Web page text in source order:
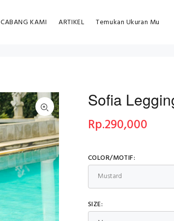
CABANG KAMI ARTIKEL Temukan Ukuran Mu
Sofia
Rp.290,000
COLOR/MOTIF:
SIZE: